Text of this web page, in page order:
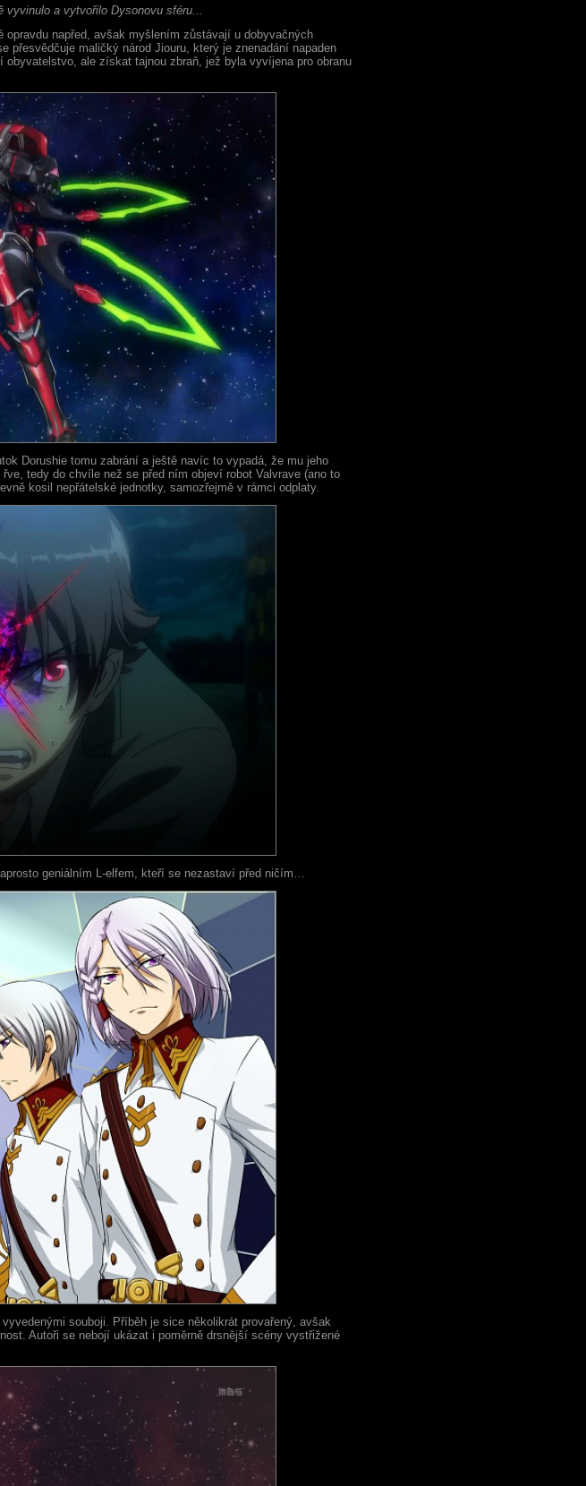
vyvinulo a vytvořilo Dysonovu sféru...
opravdu napřed, avšak myšlením zůstávají u dobyvačných
přesvědčuje maličký národ Jiouru, který je znenadání napaden
ale získat tajnou zbraň, jež byla vyvíjena pro obranu
Dorushie tomu zabrání a ještě navíc to vypadá, že mu jeho
tedy do chvíle než se před ním objeví robot Valvrave (ano to
kosil nepřátelské jednotky, samozřejmě v rámci odplaty.
geniálním L-elfem, kteří se nezastaví před ničím…
souboji. Příběh je sice několikrát provařený, avšak
Autoři se nebojí ukázat i poměrně drsnější scény vystřižené